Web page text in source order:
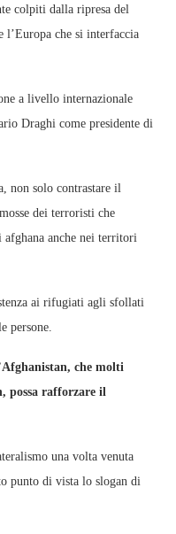
colpiti dalla ripresa del
l’Europa che si interfaccia
a livello internazionale
Draghi come presidente di
non solo contrastare il
dei terroristi che
afghana anche nei territori
ai rifugiati agli sfollati
persone.
che molti
possa rafforzare il
una volta venuta
punto di vista lo slogan di